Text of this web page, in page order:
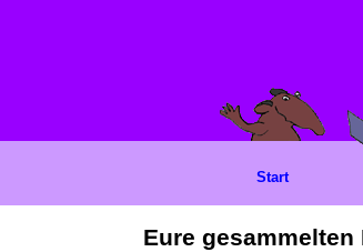
Eure
Start